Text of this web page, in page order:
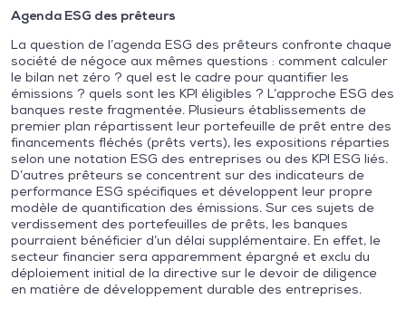
Agenda ESG des prêteurs
La question de l’agenda ESG des prêteurs confronte chaque
société de négoce aux mêmes questions : comment calculer
le bilan net zéro ? quel est le cadre pour quantifier les
émissions ? quels sont les KPI éligibles ? L’approche ESG des
banques reste fragmentée. Plusieurs établissements de
premier plan répartissent leur portefeuille de prêt entre des
financements fléchés (prêts verts), les expositions réparties
selon une notation ESG des entreprises ou des KPI ESG liés.
D’autres prêteurs se concentrent sur des indicateurs de
performance ESG spécifiques et développent leur propre
modèle de quantification des émissions. Sur ces sujets de
verdissement des portefeuilles de prêts, les banques
pourraient bénéficier d’un délai supplémentaire. En effet, le
secteur financier sera apparemment épargné et exclu du
déploiement initial de la directive sur le devoir de diligence
en matière de développement durable des entreprises.